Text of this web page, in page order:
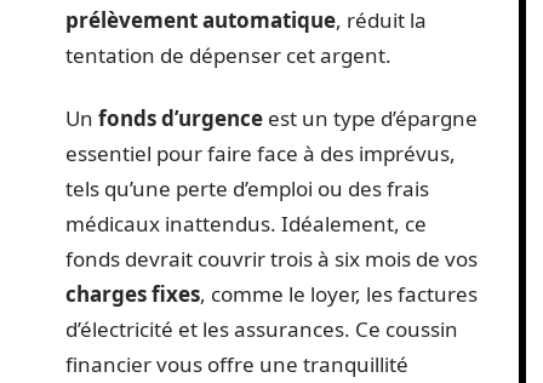
prélèvement automatique, réduit la
tentation de dépenser cet argent.
Un fonds d’urgence est un type d’épargne
essentiel pour faire face à des imprévus,
tels qu’une perte d’emploi ou des frais
médicaux inattendus. Idéalement, ce
fonds devrait couvrir trois à six mois de vos
charges fixes, comme le loyer, les factures
d’électricité et les assurances. Ce coussin
financier vous offre une tranquillité